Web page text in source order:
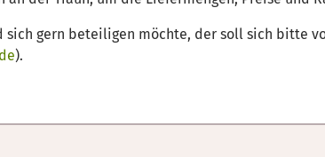
gern beteiligen möchte, der soll sich bitte
).